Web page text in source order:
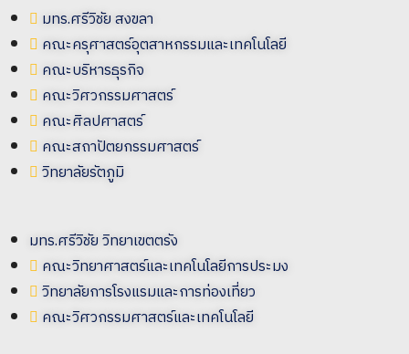
มทร.ศรีวิชัย สงขลา
คณะครุศาสตร์อุตสาหกรรมและเทคโนโลยี
คณะบริหารธุรกิจ
คณะวิศวกรรมศาสตร์
คณะศิลปศาสตร์
คณะสถาปัตยกรรมศาสตร์
วิทยาลัยรัตภูมิ
มทร.ศรีวิชัย วิทยาเขตตรัง
คณะวิทยาศาสตร์และเทคโนโลยีการประมง
วิทยาลัยการโรงแรมและการท่องเที่ยว
คณะวิศวกรรมศาสตร์และเทคโนโลยี